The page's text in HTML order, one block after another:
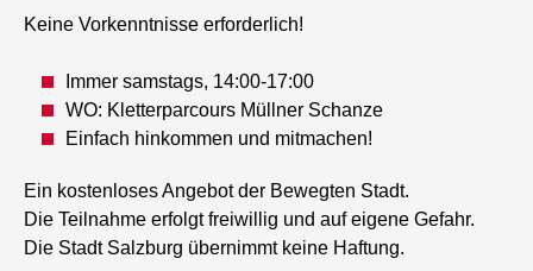
Keine Vorkenntnisse erforderlich!
Immer samstags, 14:00-17:00
WO: Kletterparcours Müllner Schanze
Einfach hinkommen und mitmachen!
Ein kostenloses Angebot der Bewegten Stadt.
Die Teilnahme erfolgt freiwillig und auf eigene Gefahr.
Die Stadt Salzburg übernimmt keine Haftung.